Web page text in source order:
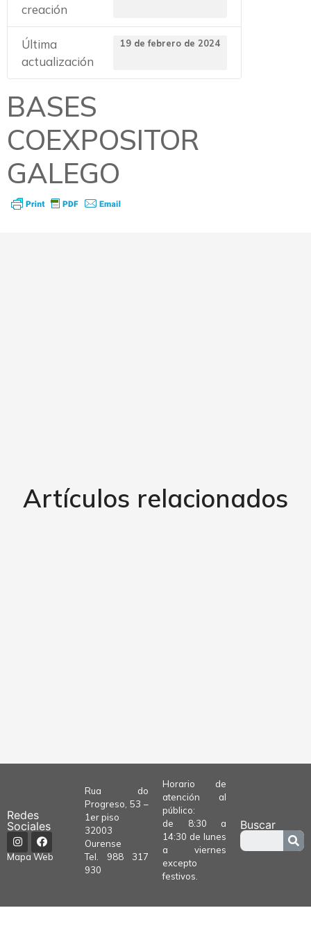
creación
Última
actualización
19 de febrero de 2024
BASES
COEXPOSITOR
GALEGO
Artículos relacionados
Redes
Sociales
Mapa Web
Rua do
Progreso, 53 –
1er piso
32003
Ourense
Tel. 988 317
930
Horario de
atención al
público:
de 8:30 a
14:30 de lunes
a viernes
excepto
festivos.
Buscar